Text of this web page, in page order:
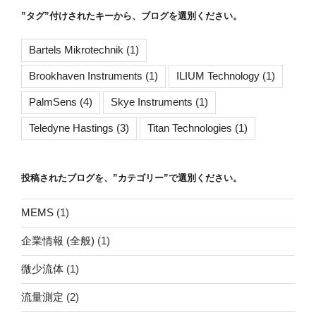
”タグ”付けされたキーから、ブログを選別ください。
Bartels Mikrotechnik (1)
Brookhaven Instruments (1) ILIUM Technology (1)
PalmSens (4) Skye Instruments (1)
Teledyne Hastings (3) Titan Technologies (1)
投稿されたブログを、”カテゴリー”で選別ください。
MEMS (1)
企業情報 (全般) (1)
微少流体 (1)
流量測定 (2)